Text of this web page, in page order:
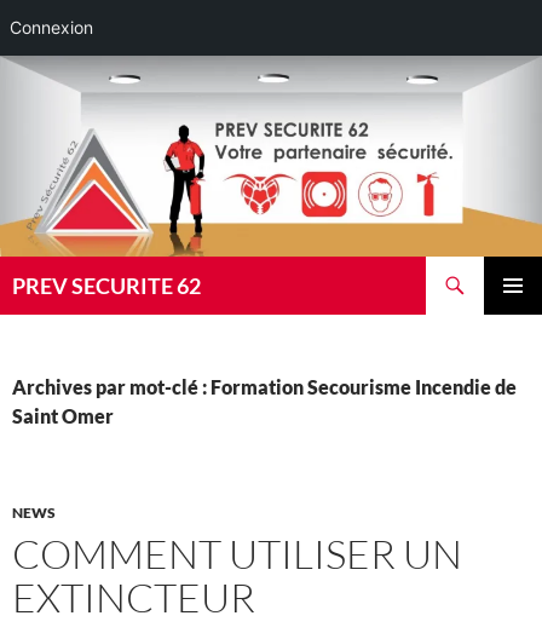
Connexion
Aller
PREV SECURITE 62
Archives par mot-clé : Formation Secourisme Incendie de
Saint Omer
NEWS
COMMENT UTILISER UN
EXTINCTEUR